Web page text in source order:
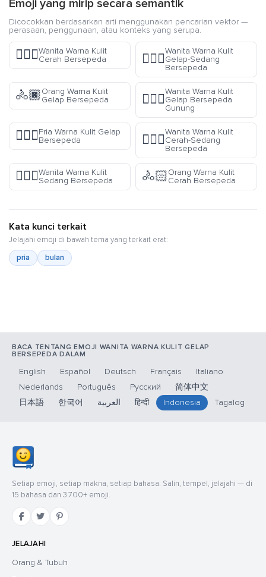
Emoji yang mirip secara semantik
Dicocokkan berdasarkan arti menggunakan pencarian vektor —
perasaan, penggunaan, atau konteks yang serupa.
🚴🏻‍♀️Wanita Warna Kulit
Cerah Bersepeda
🚴🏾‍♀️
Wanita Warna Kulit
Gelap-Sedang
Bersepeda
🚴🏿Orang Warna Kulit
Gelap Bersepeda
🚵🏿‍♀️
Wanita Warna Kulit
Gelap Bersepeda
Gunung
🚴🏿‍♂️Pria Warna Kulit Gelap
Bersepeda
🚴🏼‍♀️
Wanita Warna Kulit
Cerah-Sedang
Bersepeda
🚴🏽‍♀️Wanita Warna Kulit
Sedang Bersepeda
🚴🏻Orang Warna Kulit
Cerah Bersepeda
Kata kunci terkait
Jelajahi emoji di bawah tema yang terkait erat:
pria
bulan
BACA TENTANG EMOJI WANITA WARNA KULIT GELAP
BERSEPEDA DALAM
English Español Deutsch Français
Italiano
Nederlands
Português Русский
简体中文
日本語
한국어 العربية हिन्दी Indonesia Tagalog
Setiap emoji, setiap makna, setiap bahasa. Salin, tempel, jelajahi — di
15 bahasa dan 3.700+ emoji.
JELAJAHI
Orang & Tubuh